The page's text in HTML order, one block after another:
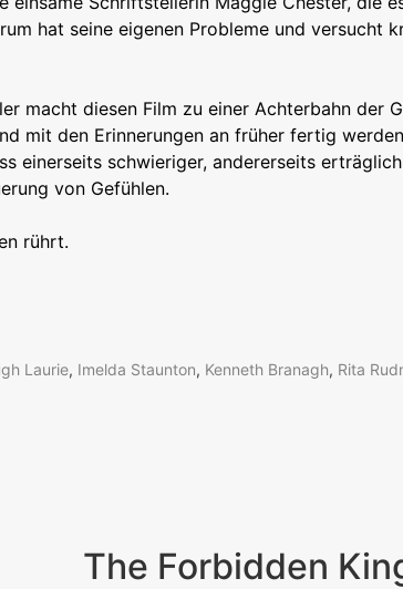
hat seine eigenen Probleme und versucht
macht diesen Film zu einer Achterbahn der
mit den Erinnerungen an früher fertig
einerseits schwieriger, andererseits
von Gefühlen.
rührt.
Laurie, Imelda Staunton, Kenneth Branagh, Rita
The Forbidden